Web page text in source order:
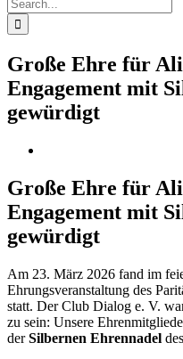
for:
Große Ehre für
Engagement mit
gewürdigt
Große Ehre für
Engagement mit
gewürdigt
Am 23. März 2026 fand im
Ehrungsveranstaltung des
statt. Der Club Dialog e. V.
zu sein: Unsere
derSilbernen Ehrennadel